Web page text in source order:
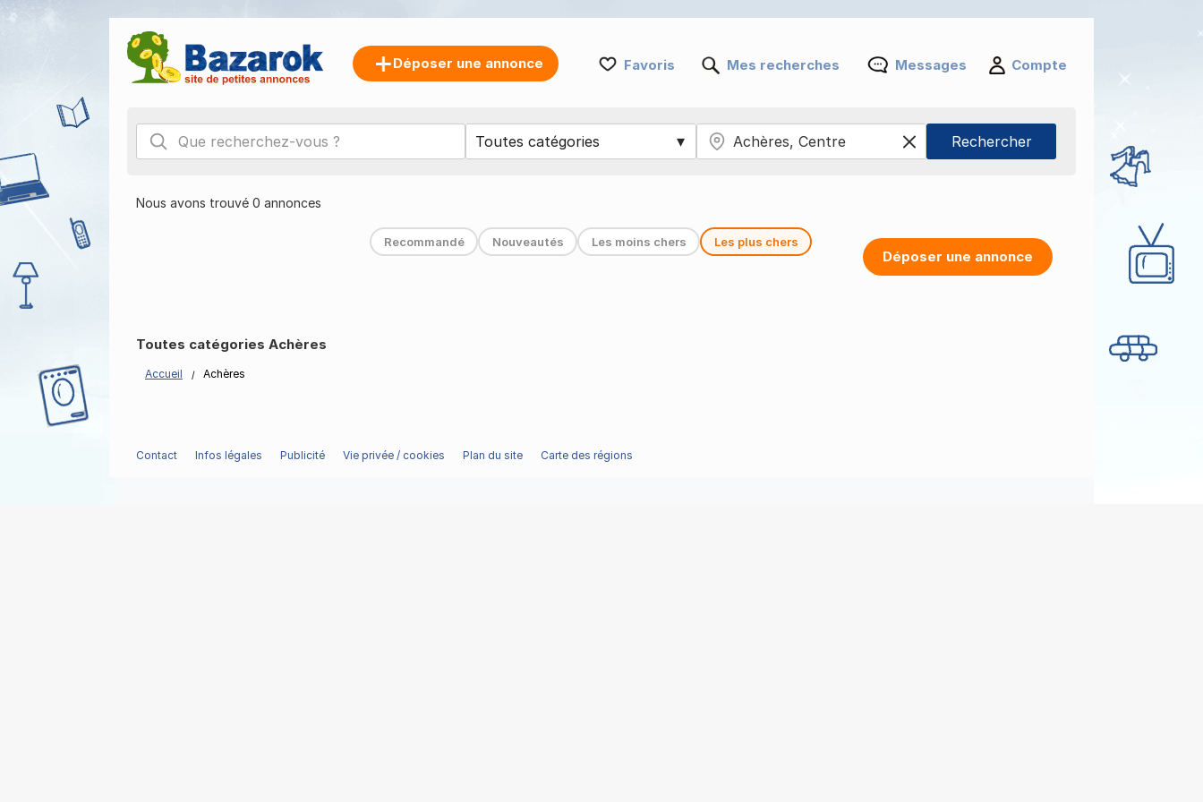
Déposer une annonce Favoris Mes recherches Messages Compte
Nous avons trouvé 0 annonces
Recommandé Nouveautés Les moins chers Les plus chers
Toutes catégories Achères
Accueil Achères
Déposer une annonce
Contact Infos légales Publicité Vie privée / cookies Plan du site Carte des régions